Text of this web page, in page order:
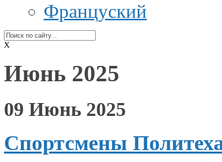
Француский
X
Июнь 2025
09 Июнь 2025
Спортсмены